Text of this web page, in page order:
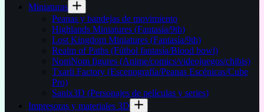
Miniaturas
Peanas y bandejas de movimiento
Highlands Miniatures (Fantasía/9th)
Lost Kingdom Miniatures (Fantasía/9th)
Realm of Paths (Fútbol fantasía/Blood bowl)
NomNom figures (Anime/comics/videojuegos/chibis)
Txarli Factory (Escenografía/Peanas Escénicas/Cube
Pro)
Sanix3D (Personajes de películas y series)
Impresoras y materiales 3D